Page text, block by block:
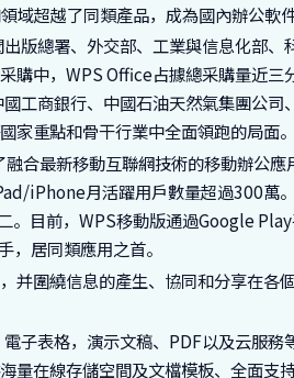
超越了同類產品，成為國內辦公軟件
版總署、外交部、工業與信息化部
購中，WPS Office占據總采購量近
工商銀行、中國石油天然氣集團公
家重點和骨干行業中全面領跑的局面。
合最新移動互聯網技術的移動辦公
iPhone月活躍用戶數量超過300萬
。目前，WPS移動版通過Google
居同類應用之首。
并圍繞信息的產生、協同和分享在各
子表格，演示文稿、PDF以及云服
在線存儲空間及文檔模板、全面支